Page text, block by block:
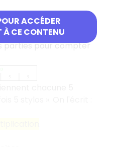
ACCÉDER
CE CONTENU
en tout ?
solutions:
parties pour compter